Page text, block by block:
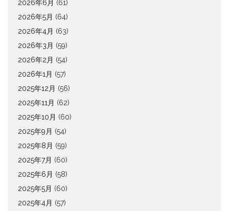
2026年6月 (61)
2026年5月 (64)
2026年4月 (63)
2026年3月 (59)
2026年2月 (54)
2026年1月 (57)
2025年12月 (56)
2025年11月 (62)
2025年10月 (60)
2025年9月 (54)
2025年8月 (59)
2025年7月 (60)
2025年6月 (58)
2025年5月 (60)
2025年4月 (57)